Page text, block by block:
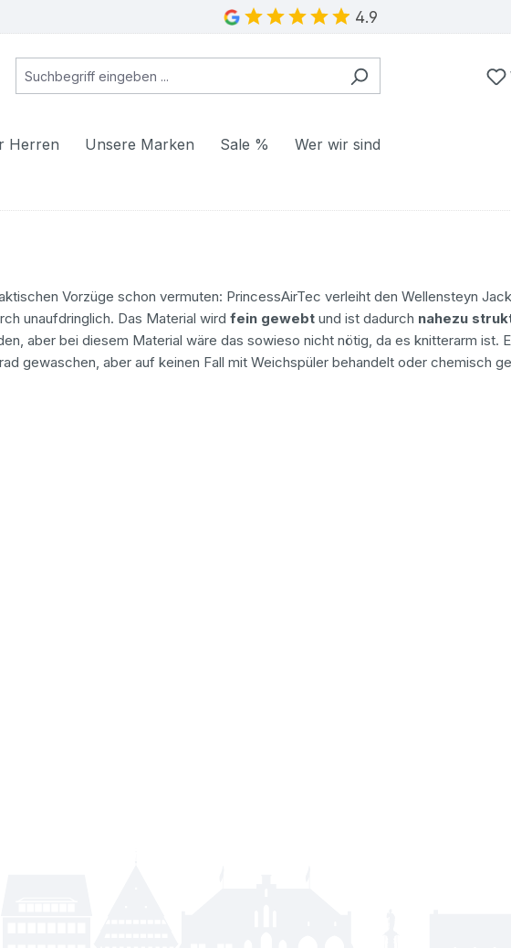
4.9
Herren Unsere Marken Sale % Wer wir sind
Vorzüge schon vermuten: PrincessAirTec verleiht den Wellensteyn
unaufdringlich. Das Material wird fein gewebt und ist dadurch nahezu
aber bei diesem Material wäre das sowieso nicht nötig, da es knitterarm ist.
gewaschen, aber auf keinen Fall mit Weichspüler behandelt oder chemisch